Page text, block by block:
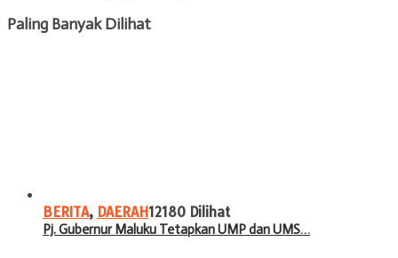
Paling Banyak Dilihat
BERITA, DAERAH 12180 Dilihat
Pj. Gubernur Maluku Tetapkan UMP dan UMS…